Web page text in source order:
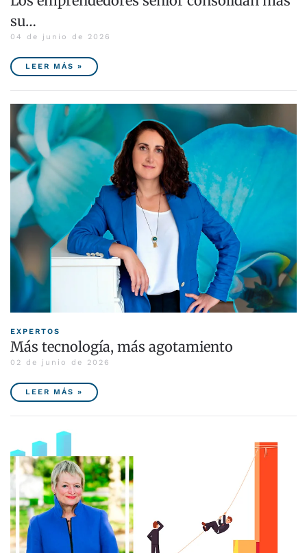
su…
04 de junio de 2026
LEER MÁS »
EXPERTOS
Más tecnología, más agotamiento
02 de junio de 2026
LEER MÁS »